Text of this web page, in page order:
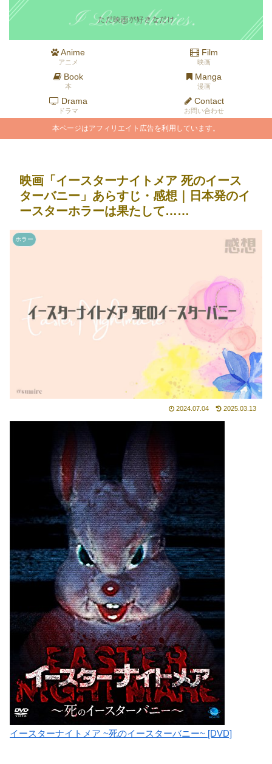
Anime
アニメ
Film
映画
Book
本
Manga
漫画
Drama
ドラマ
Contact
お問い合わせ
本ページはアフィリエイト広告を利用しています。
映画「イースターナイトメア 死のイース
ターバニー」あらすじ・感想｜日本発のイ
ースターホラーは果たして……
ホラー
2024.07.04 2025.03.13
イースターナイトメア ~死のイースターバニー~ [DVD]